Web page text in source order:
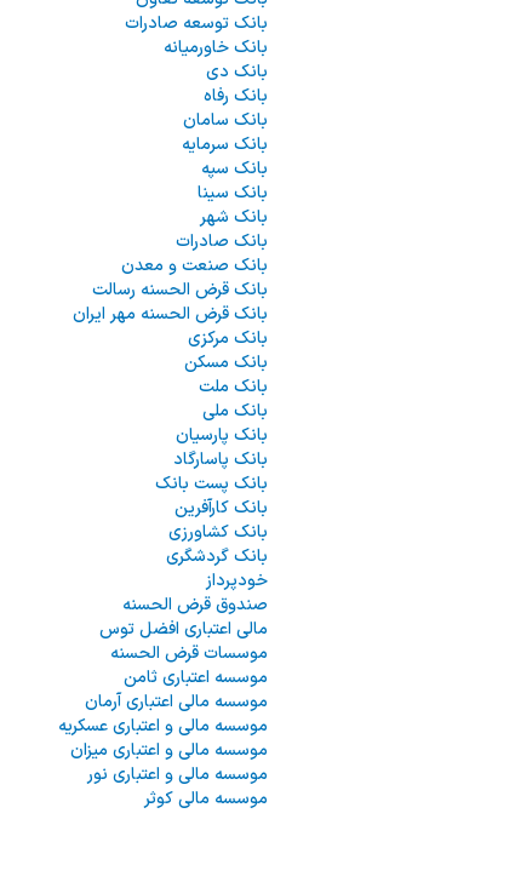
بانک توسعه صادرات
بانک خاورمیانه
بانک دی
بانک رفاه
بانک سامان
بانک سرمایه
بانک سپه
بانک سینا
بانک شهر
بانک صادرات
بانک صنعت و معدن
بانک قرض الحسنه رسالت
بانک قرض الحسنه مهر ایران
بانک مرکزی
بانک مسکن
بانک ملت
بانک ملی
بانک پارسیان
بانک پاسارگاد
بانک پست بانک
بانک کارآفرین
بانک کشاورزی
بانک گردشگری
خودپرداز
صندوق قرض الحسنه
مالی اعتباری افضل توس
موسسات قرض الحسنه
موسسه اعتباری ثامن
موسسه مالی اعتباری آرمان
موسسه مالی و اعتباری عسکریه
موسسه مالی و اعتباری میزان
موسسه مالی و اعتباری نور
موسسه مالی کوثر